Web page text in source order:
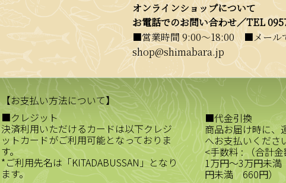
オンラインショップについて
お電話でのお問い合わせ／TEL
■営業時間 9:00〜18:00 ■メール
shop@shimabara.jp
【お支払い方法について】
■クレジット
決済利用いただけるカードは以下クレジ
ットカードがご利用可能となっておりま
す。
*ご利用先名は「KITADABUSSAN」となり
ます。
■代金引換
商品お届け時に、
へお支払いくださ
<手数料 : （合計
1万円～3万円未
円未満 660円）